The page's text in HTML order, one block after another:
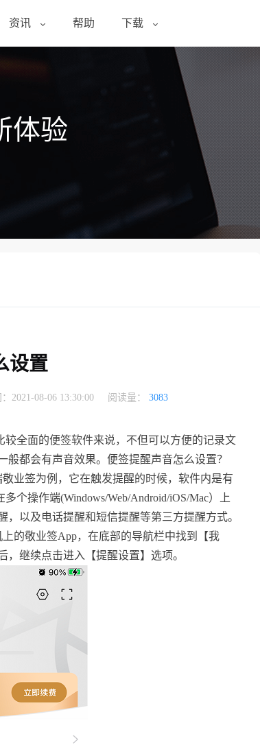
资讯 帮助 下载
体验
设置
2021-08-06 13:30:00 阅读量： 3083
全面的便签软件来说，不但可以方便的记录文
都会有声音效果。便签提醒声音怎么设置？
敬业签为例，它在触发提醒的时候，软件内是有
多个操作端(Windows/Web/Android/iOS/Mac）上
以及电话提醒和短信提醒等第三方提醒方式。
的敬业签App，在底部的导航栏中找到【我
继续点击进入【提醒设置】选项。